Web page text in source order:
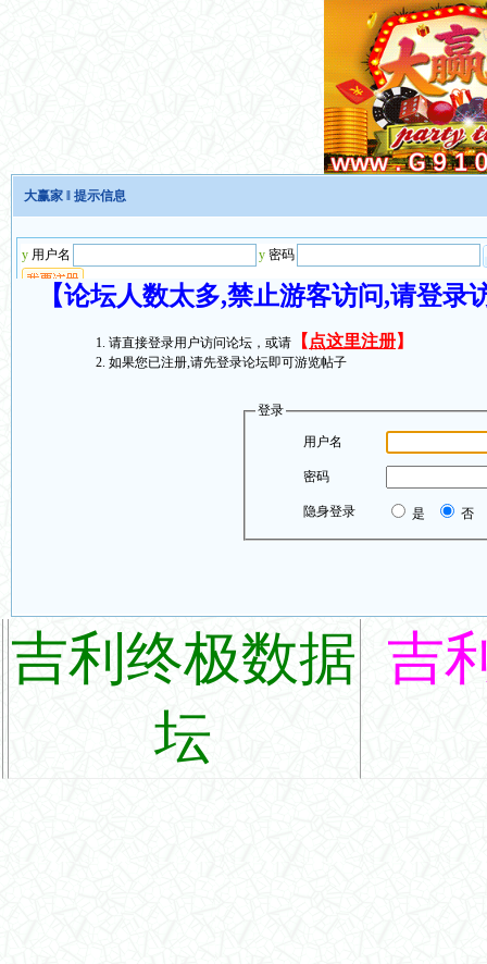
大赢家 ‖ 提示信息
【论坛人数太多,禁止游客访问,请登
请直接登录用户访问论坛，或请 【 点这里注册】
如果您已注册,请先登录论坛即可游览帖子
登录
用户名
密码
隐身登录 是 否
吉利终极数据
坛
吉